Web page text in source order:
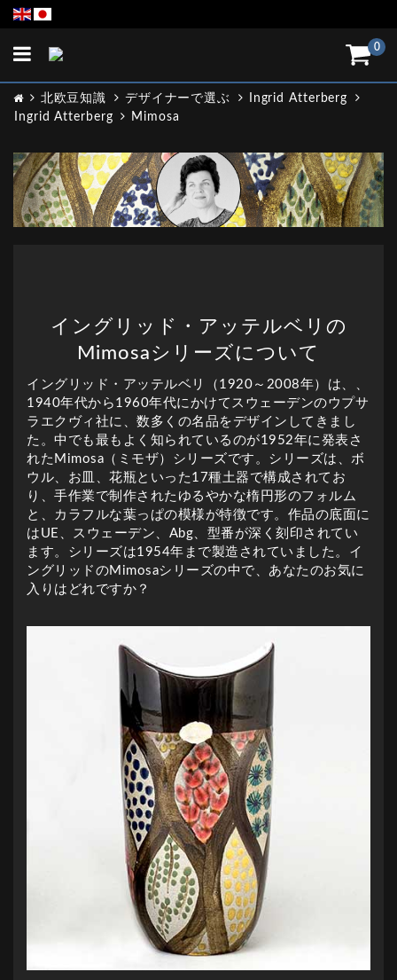
0
Toggle
北欧豆知識 デザイナーで選ぶ
Ingrid Atterberg
Ingrid Atterberg
Mimosa
イングリッド・アッテルベリの
Mimosaシリーズについて
イングリッド・アッテルベリ（1920～2008年）は、、
1940年代から1960年代にかけてスウェーデンのウプサ
ラエクヴィ社に、数多くの名品をデザインしてきまし
た。中でも最もよく知られているのが1952年に発表さ
れたMimosa（ミモザ）シリーズです。シリーズは、ボ
ウル、お皿、花瓶といった17種土器で構成されてお
り、手作業で制作されたゆるやかな楕円形のフォルム
と、カラフルな葉っぱの模様が特徴です。作品の底面に
はUE、スウェーデン、Abg、型番が深く刻印されてい
ます。シリーズは1954年まで製造されていました。イ
ングリッドのMimosaシリーズの中で、あなたのお気に
入りはどれですか？